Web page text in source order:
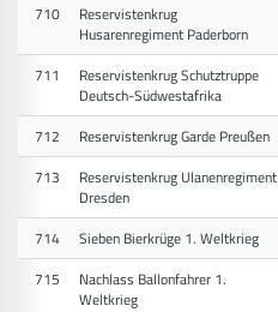
710
Reservistenkrug
Husarenregiment Paderborn
711
Reservistenkrug Schutztruppe
Deutsch-Südwestafrika
712 Reservistenkrug Garde Preußen
713
Reservistenkrug Ulanenregiment
Dresden
714 Sieben Bierkrüge 1. Weltkrieg
715
Nachlass Ballonfahrer 1.
Weltkrieg